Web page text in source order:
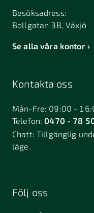
Besöksadress:
Bollgatan 3B, Växjö
Se alla våra kontor
Kontakta oss
Mån-Fre: 09:00 -
Telefon:0470 - 78
Chatt:Tillgänglig
läge.
Följ oss